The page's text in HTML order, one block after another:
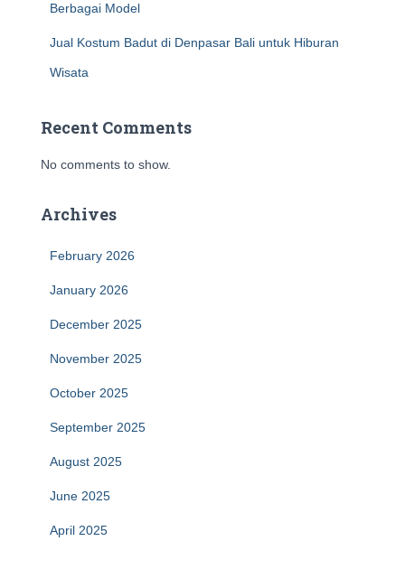
Berbagai Model
Jual Kostum Badut di Denpasar Bali untuk Hiburan
Wisata
Recent Comments
No comments to show.
Archives
February 2026
January 2026
December 2025
November 2025
October 2025
September 2025
August 2025
June 2025
April 2025